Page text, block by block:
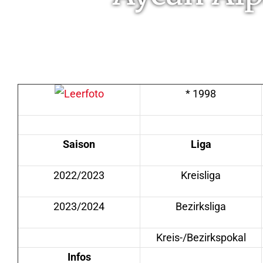
* 1998
Saison Liga
2022/2023 Kreisliga
2023/2024 Bezirksliga
Kreis-/Bezirkspokal
Infos